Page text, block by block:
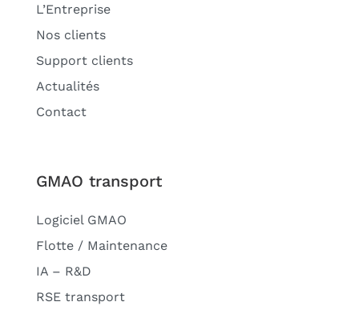
L’Entreprise
Nos clients
Support clients
Actualités
Contact
GMAO transport
Logiciel GMAO
Flotte / Maintenance
IA – R&D
RSE transport